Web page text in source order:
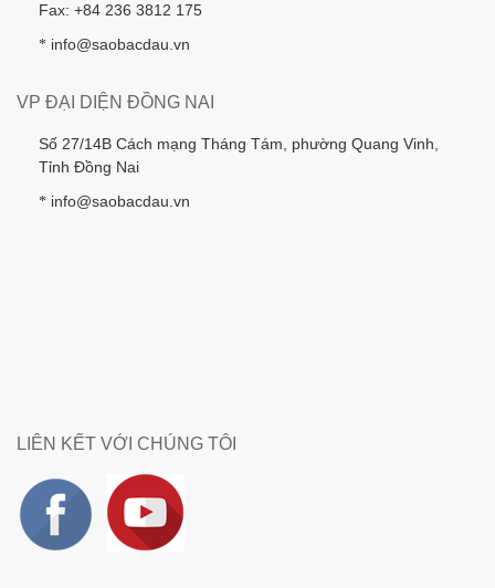
Fax: +84 236 3812 175
* info@saobacdau.vn
VP ĐẠI DIỆN ĐỒNG NAI
Số 27/14B Cách mạng Tháng Tám, phường Quang Vinh,
Tỉnh Đồng Nai
* info@saobacdau.vn
LIÊN KẾT VỚI CHÚNG TÔI